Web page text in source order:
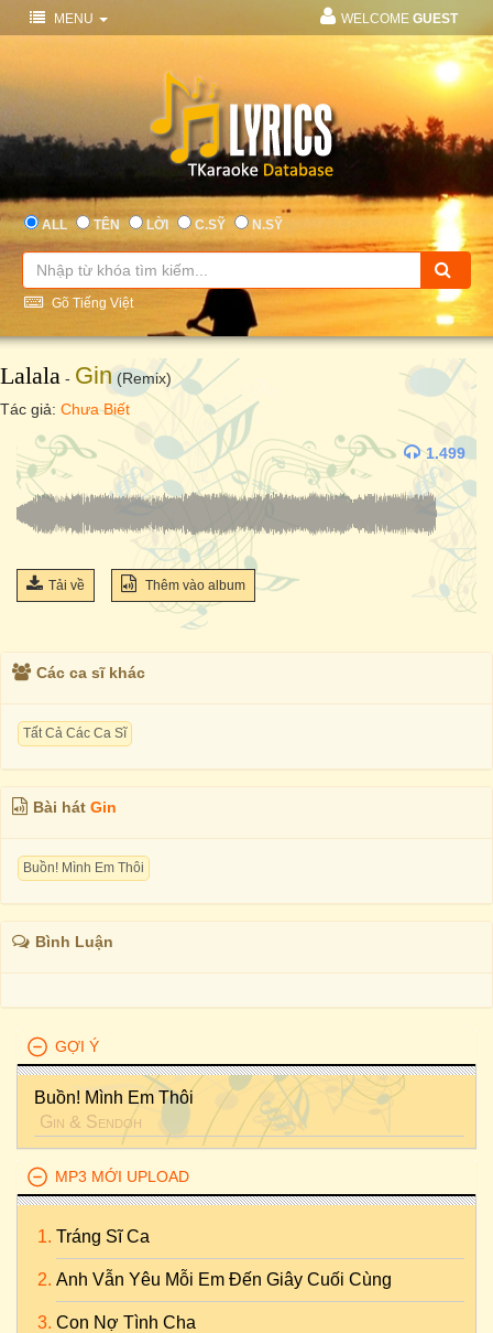
MENU WELCOME GUEST
ALL TÊN LỜI C.SỸ N.SỸ
Gõ Tiếng Việt
Lalala - Gin (Remix)
Tác giả: Chưa Biết
1.499
Tải về Thêm vào album
Các ca sĩ khác
Tất Cả Các Ca Sĩ
Bài hát Gin
Buồn! Mình Em Thôi
Bình Luận
GỢI Ý
Buồn! Mình Em Thôi
Gin & Sendoh
MP3 MỚI UPLOAD
Tráng Sĩ Ca
Anh Vẫn Yêu Mỗi Em Đến Giây Cuối Cùng
Con Nợ Tình Cha